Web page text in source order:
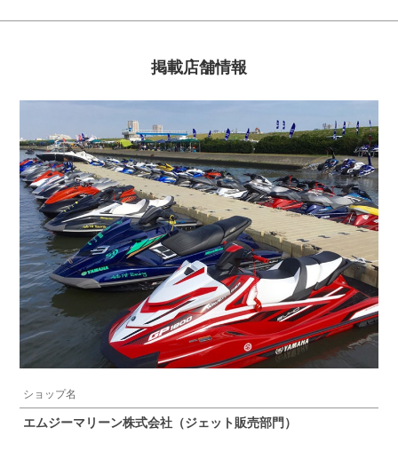
掲載店舗情報
ショップ名
エムジーマリーン株式会社（ジェット販売部門）